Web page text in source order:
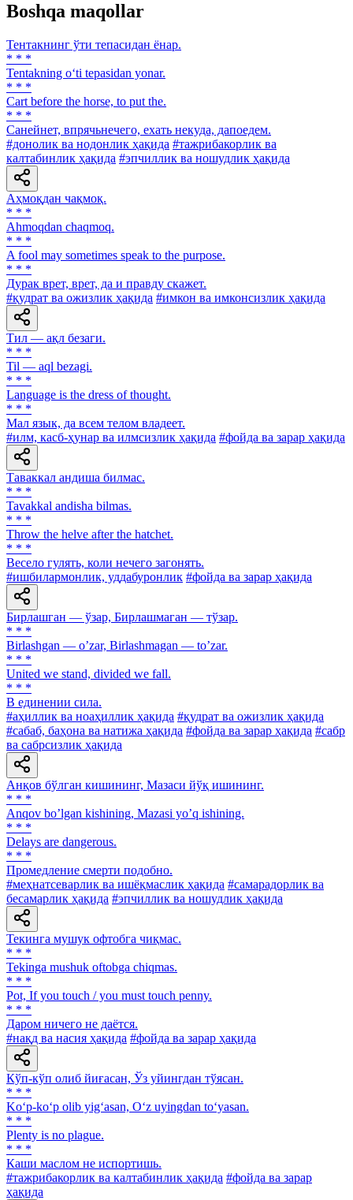
Boshqa maqollar
Тентакнинг ўти тепасидан ёнар.
* * *
Tentakning o‘ti tepasidan yonar.
* * *
Cart before the horse, to put the.
* * *
Санейнет, впрячьнечего, ехать некуда, дапоедем.
#донолик ва нодонлик ҳақида #тажрибакорлик ва
калтабинлик ҳақида #эпчиллик ва ношудлик ҳақида
Аҳмоқдан чақмоқ.
* * *
Ahmoqdan chaqmoq.
* * *
A fool may sometimes speak to the purpose.
* * *
Дурак врет, врет, да и правду скажет.
#қудрат ва ожизлик ҳақида #имкон ва имконсизлик ҳақида
Тил — ақл безаги.
* * *
Til — aql bezagi.
* * *
Language is the dress of thought.
* * *
Мал язык, да всем телом владеет.
#илм, касб-ҳунар ва илмсизлик ҳақида #фойда ва зарар ҳақида
Таваккал андиша билмас.
* * *
Tavakkal andisha bilmas.
* * *
Throw the helve after the hatchet.
* * *
Весело гулять, коли нечего загонять.
#ишбилармонлик, уддабуронлик #фойда ва зарар ҳақида
Бирлашган — ўзар, Бирлашмаган — тўзар.
* * *
Birlashgan — oʼzar, Birlashmagan — toʼzar.
* * *
United we stand, divided we fall.
* * *
В единении сила.
#аҳиллик ва ноаҳиллик ҳақида #қудрат ва ожизлик ҳақида
#сабаб, баҳона ва натижа ҳақида #фойда ва зарар ҳақида #сабр
ва сабрсизлик ҳақида
Анқов бўлган кишининг, Мазаси йўқ ишининг.
* * *
Аnqov boʼlgan kishining, Mazasi yoʼq ishining.
* * *
Delays are dangerous.
* * *
Промедление смерти подобно.
#меҳнатсеварлик ва ишёқмаслик ҳақида #самарадорлик ва
бесамарлик ҳақида #эпчиллик ва ношудлик ҳақида
Текинга мушук офтобга чиқмас.
* * *
Tekinga mushuk oftobga chiqmas.
* * *
Pot, If you touch / you must touch penny.
* * *
Даром ничего не даётся.
#нақд ва насия ҳақида #фойда ва зарар ҳақида
Кўп-кўп олиб йиғасан, Ўз уйингдан тўясан.
* * *
Ko‘p-ko‘p olib yig‘asan, O‘z uyingdan to‘yasan.
* * *
Plenty is no plague.
* * *
Каши маслом не испортишь.
#тажрибакорлик ва калтабинлик ҳақида #фойда ва зарар
ҳақида